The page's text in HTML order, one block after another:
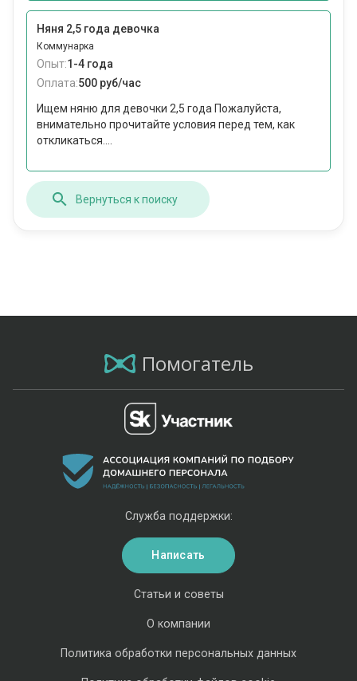
Няня 2,5 года девочка
Коммунарка
Опыт:1-4 года
Оплата:500 руб/час
Ищем няню для девочки 2,5 года Пожалуйста,
внимательно прочитайте условия перед тем, как
откликаться....
Вернуться к поиску
Помогатель
Статьи и советы
О компании
Политика обработки персональных данных
Служба поддержки:
Написать